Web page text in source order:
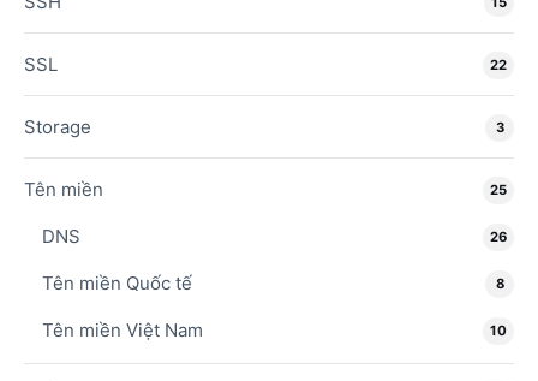
SSL 22
Storage 3
Tên miền 25
DNS 26
Tên miền Quốc tế 8
Tên miền Việt Nam 10